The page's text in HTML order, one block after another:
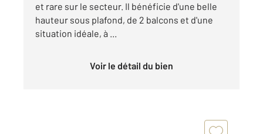
et rare sur le secteur. Il bénéficie d'une belle
hauteur sous plafond, de 2 balcons et d'une
situation idéale, à ...
Voir le détail du bien